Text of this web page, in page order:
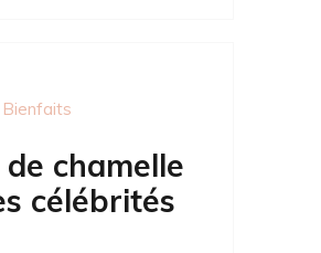
Bienfaits
chamelle
célébrités